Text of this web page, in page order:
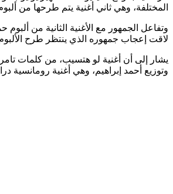
المختلفة، وهي ثاني أغنية يتم طرحها من
وتفاعل الجمهور مع الأغنية الثانية من
لاقت إعجاب جمهوره الذي ينتظر طرح
يشار إلى أن أغنية لو هتسيب، من كلمات
وتوزيع أحمد إبراهيم، وهي أغنية رومانسية